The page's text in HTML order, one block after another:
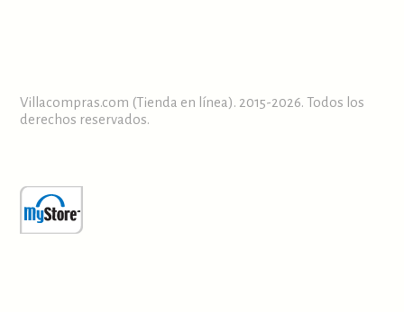
Villacompras.com (Tienda en línea). 2015-2026. Todos los
derechos reservados.